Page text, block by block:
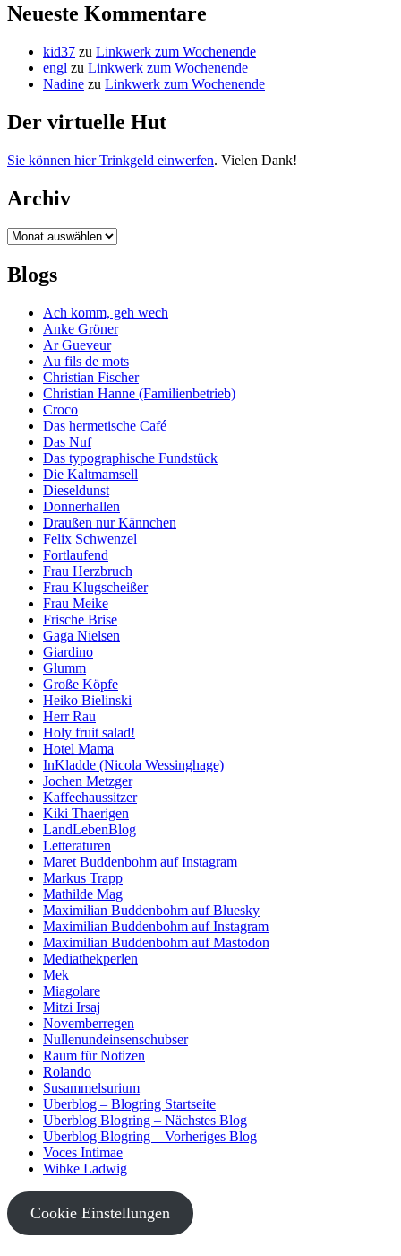
Neueste Kommentare
kid37 zu Linkwerk zum Wochenende
engl zu Linkwerk zum Wochenende
Nadine zu Linkwerk zum Wochenende
Der virtuelle Hut
Sie können hier Trinkgeld einwerfen. Vielen Dank!
Archiv
Archiv
Blogs
Ach komm, geh wech
Anke Gröner
Ar Gueveur
Au fils de mots
Christian Fischer
Christian Hanne (Familienbetrieb)
Croco
Das hermetische Café
Das Nuf
Das typographische Fundstück
Die Kaltmamsell
Dieseldunst
Donnerhallen
Draußen nur Kännchen
Felix Schwenzel
Fortlaufend
Frau Herzbruch
Frau Klugscheißer
Frau Meike
Frische Brise
Gaga Nielsen
Giardino
Glumm
Große Köpfe
Heiko Bielinski
Herr Rau
Holy fruit salad!
Hotel Mama
InKladde (Nicola Wessinghage)
Jochen Metzger
Kaffeehaussitzer
Kiki Thaerigen
LandLebenBlog
Letteraturen
Maret Buddenbohm auf Instagram
Markus Trapp
Mathilde Mag
Maximilian Buddenbohm auf Bluesky
Maximilian Buddenbohm auf Instagram
Maximilian Buddenbohm auf Mastodon
Mediathekperlen
Mek
Miagolare
Mitzi Irsaj
Novemberregen
Nullenundeinsenschubser
Raum für Notizen
Rolando
Susammelsurium
Uberblog – Blogring Startseite
Uberblog Blogring – Nächstes Blog
Uberblog Blogring – Vorheriges Blog
Voces Intimae
Wibke Ladwig
Cookie Einstellungen